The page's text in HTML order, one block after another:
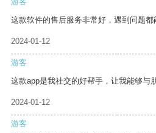
这款软件的售后服务非常好，遇到问题都
2024-01-12
游客
这款app是我社交的好帮手，让我能够与
2024-01-12
游客